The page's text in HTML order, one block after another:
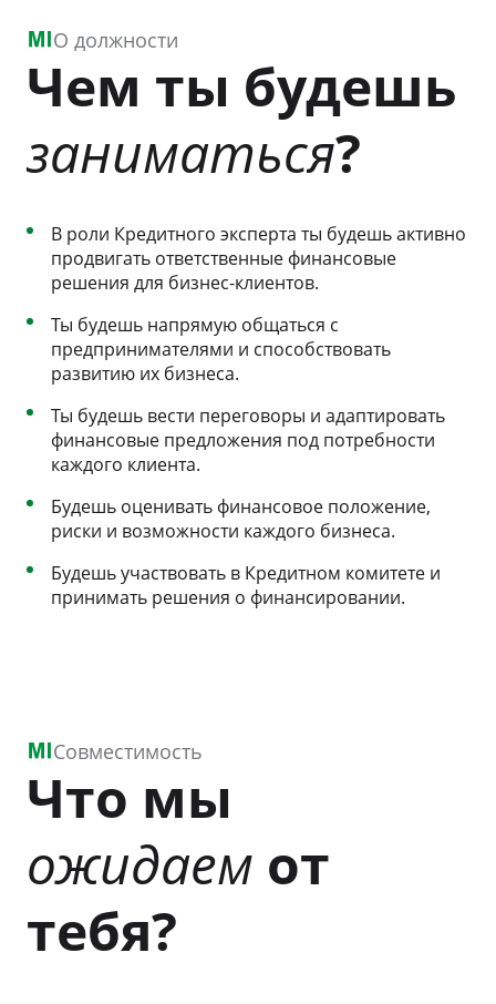
О должности
Чем ты будешь
заниматься?
В роли Кредитного эксперта ты будешь активно
продвигать ответственные финансовые
решения для бизнес-клиентов.
Ты будешь напрямую общаться с
предпринимателями и способствовать
развитию их бизнеса.
Ты будешь вести переговоры и адаптировать
финансовые предложения под потребности
каждого клиента.
Будешь оценивать финансовое положение,
риски и возможности каждого бизнеса.
Будешь участвовать в Кредитном комитете и
принимать решения о финансировании.
Совместимость
Что мы
ожидаем от
тебя?